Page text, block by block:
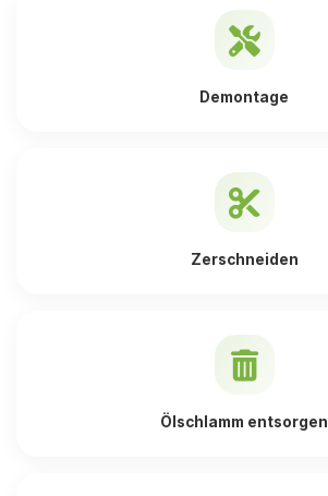
Demontage
Zerschneiden
Ölschlamm entsorgen